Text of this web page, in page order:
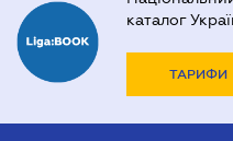
каталог
ТАРИФИ